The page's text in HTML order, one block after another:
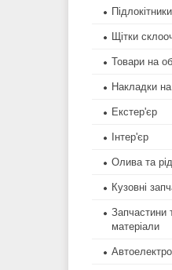
Підлокітники
Щітки
Товари на
Накладки
Екстер'єр
Інтер'єр
Олива та
Кузовні
Запчастини
матеріали